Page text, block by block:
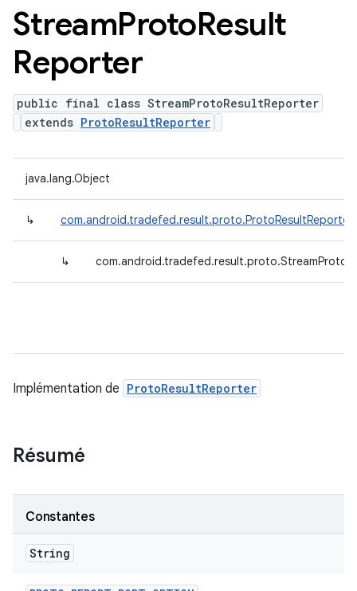
StreamProtoResult
Reporter
public final class StreamProtoResultReporter
extends ProtoResultReporter
java.lang.Object
↳ com.android.tradefed.result.proto.ProtoResultReporter
↳
Implémentation de ProtoResultReporter
Résumé
Constantes
String